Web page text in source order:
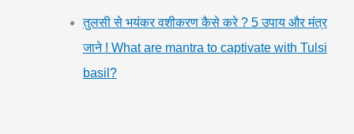
तुलसी से भयंकर वशीकरण कैसे करे ? 5 उपाय और मंत्र
जाने ! What are mantra to captivate with Tulsi
basil?